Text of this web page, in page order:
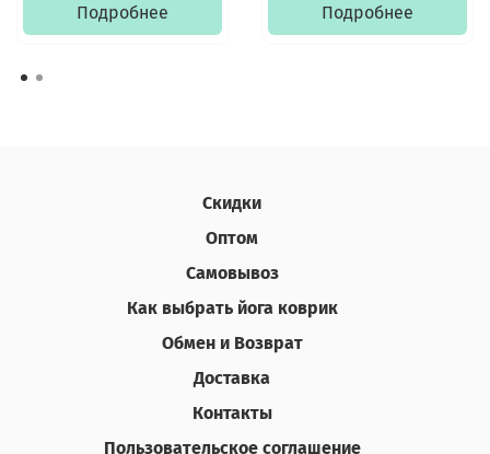
Подробнее Подробнее
Скидки
Оптом
Самовывоз
Как выбрать йога коврик
Обмен и Возврат
Доставка
Контакты
Пользовательское соглашение